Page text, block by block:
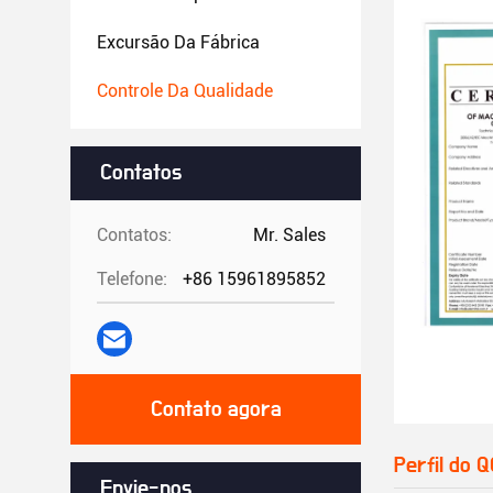
Excursão Da Fábrica
Controle Da Qualidade
Contatos
Contatos: Mr. Sales
Telefone: +86 15961895852
Contato agora
Envie-nos
Perfil do